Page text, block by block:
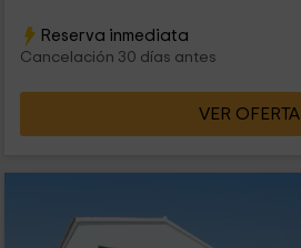
Reserva inmediata
Cancelación 30 días antes
VER OFERTA